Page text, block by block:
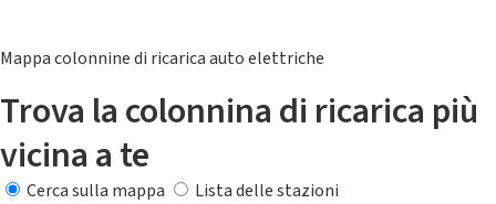
Mappa colonnine di ricarica auto elettriche
Trova la colonnina di ricarica più
vicina a te
Cerca sulla mappa
Lista delle stazioni